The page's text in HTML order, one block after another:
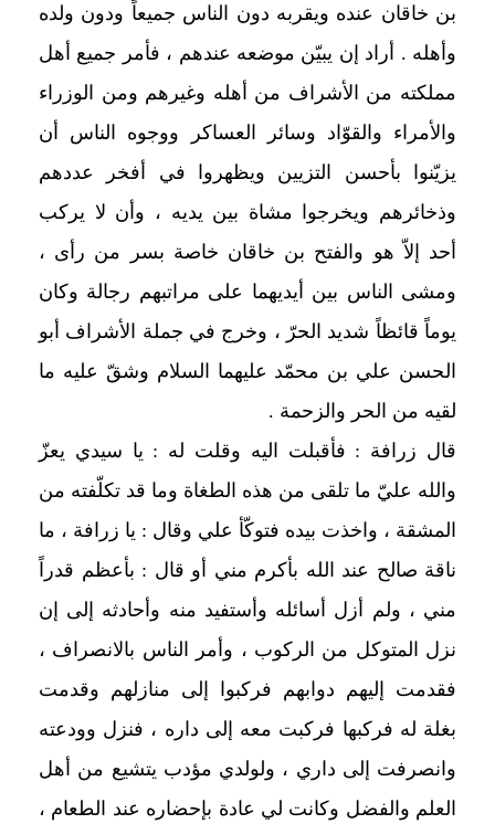
بن خاقان عنده ويقربه دون الناس جميعاً ودون ولده
وأهله . أراد إن يبيّن موضعه عندهم ، فأمر جميع أهل
مملكته من الأشراف من أهله وغيرهم ومن الوزراء
والأمراء والقوّاد وسائر العساكر ووجوه الناس أن
يزيّنوا بأحسن التزيين ويظهروا في أفخر عددهم
وذخائرهم ويخرجوا مشاة بين يديه ، وأن لا يركب
أحد إلاّ هو والفتح بن خاقان خاصة بسر من رأى ،
ومشى الناس بين أيديهما على مراتبهم رجالة وكان
يوماً قائظاً شديد الحرّ ، وخرج في جملة الأشراف أبو
الحسن علي بن محمّد عليهما السلام وشقّ عليه ما
لقيه من الحر والزحمة .
قال زرافة : فأقبلت اليه وقلت له : يا سيدي يعزّ
والله عليّ ما تلقى من هذه الطغاة وما قد تكلّفته من
المشقة ، واخذت بيده فتوكّأ علي وقال : يا زرافة ، ما
ناقة صالح عند الله بأكرم مني أو قال : بأعظم قدراً
مني ، ولم أزل أسائله وأستفيد منه وأحادثه إلى إن
نزل المتوكل من الركوب ، وأمر الناس بالانصراف ،
فقدمت إليهم دوابهم فركبوا إلى منازلهم وقدمت
بغلة له فركبها فركبت معه إلى داره ، فنزل وودعته
وانصرفت إلى داري ، ولولدي مؤدب يتشيع من أهل
العلم والفضل وكانت لي عادة بإحضاره عند الطعام ،